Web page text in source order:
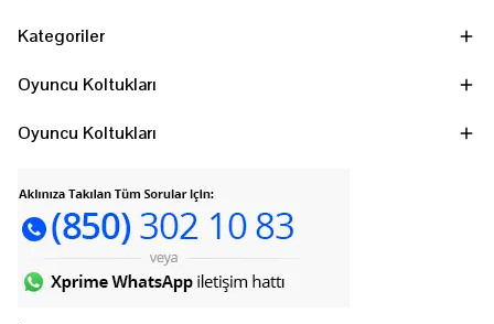
Kategoriler
Oyuncu Koltukları
Oyuncu Koltukları